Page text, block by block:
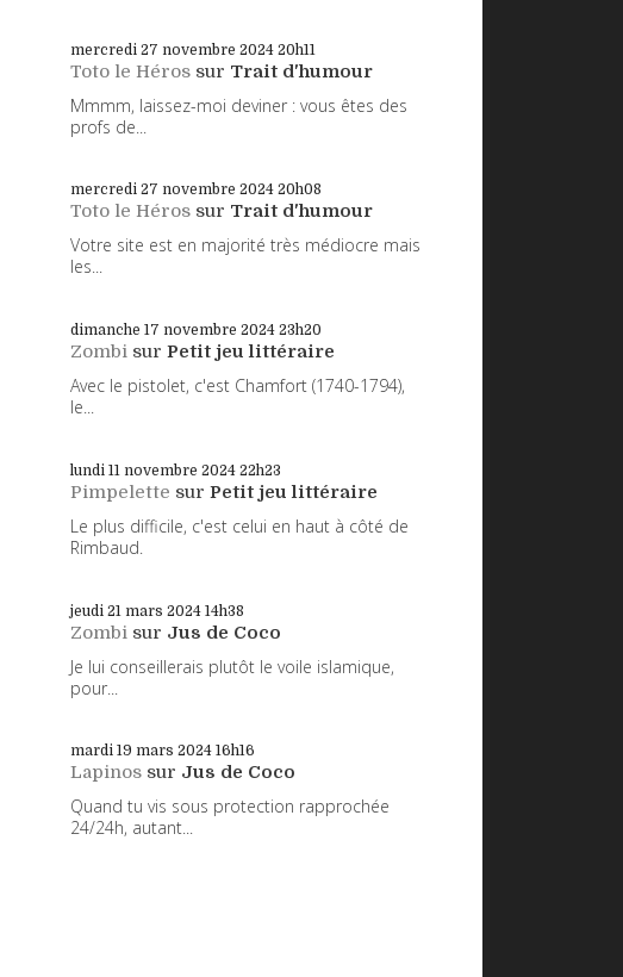
mercredi 27 novembre 2024 20h11
Toto le Héros sur Trait d'humour
Mmmm, laissez-moi deviner : vous êtes des
profs de...
mercredi 27 novembre 2024 20h08
Toto le Héros sur Trait d'humour
Votre site est en majorité très médiocre mais
les...
dimanche 17 novembre 2024 23h20
Zombi sur Petit jeu littéraire
Avec le pistolet, c'est Chamfort (1740-1794),
le...
lundi 11 novembre 2024 22h23
Pimpelette sur Petit jeu littéraire
Le plus difficile, c'est celui en haut à côté de
Rimbaud.
jeudi 21 mars 2024 14h38
Zombi sur Jus de Coco
Je lui conseillerais plutôt le voile islamique,
pour...
mardi 19 mars 2024 16h16
Lapinos sur Jus de Coco
Quand tu vis sous protection rapprochée
24/24h, autant...